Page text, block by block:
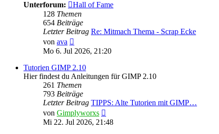
Unterforum:
Hall of Fame
128 Themen
654 Beiträge
Letzter Beitrag Re: Mitmach Thema - Scrap Ecke
von ava
Beitrag
Mo 6. Jul 2026, 21:20
Tutorien GIMP 2.10
Hier findest du Anleitungen für GIMP 2.10
261 Themen
793 Beiträge
Letzter Beitrag TIPPS: Alte Tutorien mit GIMP…
von Gimplyworxs
Beitrag
Mi 22. Jul 2026, 21:48